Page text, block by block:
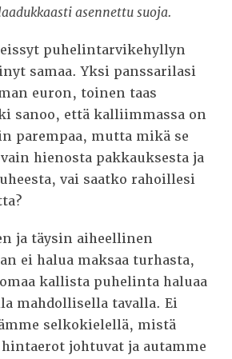
asennettu suoja.
puhelintarvikehyllyn
samaa. Yksi panssarilasi
euron, toinen taas
sanoo, että kalliimmassa on
parempaa, mutta mikä se
hienosta pakkauksesta ja
vai saatko rahoillesi
ja täysin aiheellinen
ei halua maksaa turhasta,
kallista puhelinta haluaa
mahdollisella tavalla. Ei
selkokielellä, mistä
johtuvat ja autamme